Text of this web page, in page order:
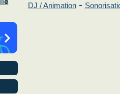
DJ / Animation